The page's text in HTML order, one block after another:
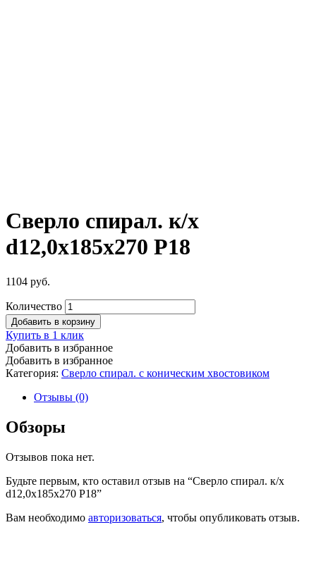
Сверло спирал. к/х
d12,0х185х270 Р18
1104 руб.
Количество
Добавить в корзину
Купить в 1 клик
Добавить в избранное
Добавить в избранное
Категория: Сверло спирал. с коническим хвостовиком
Отзывы (0)
Обзоры
Отзывов пока нет.
Будьте первым, кто оставил отзыв на “Сверло спирал. к/х
d12,0х185х270 Р18”
Вам необходимо авторизоваться, чтобы опубликовать отзыв.